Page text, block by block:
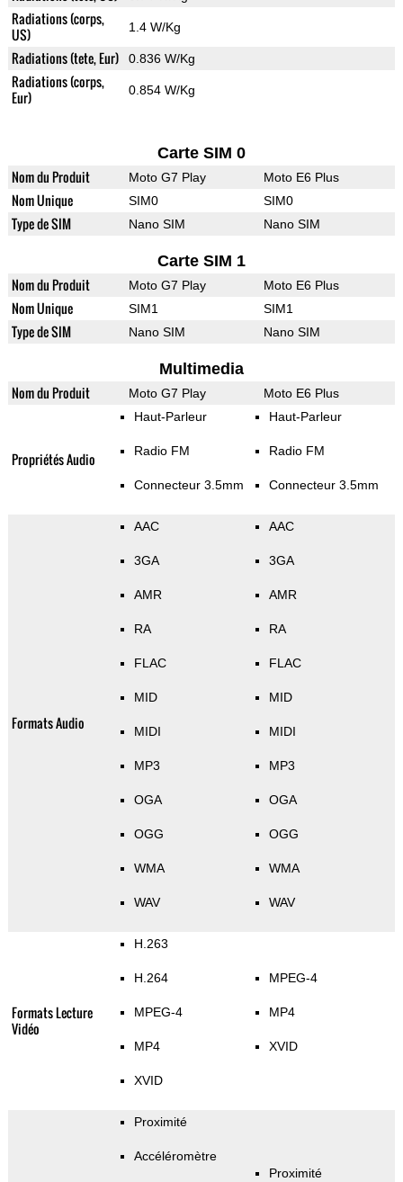
Radiations (corps,
US)
1.4 W/Kg
Radiations (tete, Eur) 0.836 W/Kg
Radiations (corps,
Eur)
0.854 W/Kg
Carte SIM 0
Nom du Produit Moto G7 Play Moto E6 Plus
Nom Unique SIM0 SIM0
Type de SIM Nano SIM Nano SIM
Carte SIM 1
Nom du Produit Moto G7 Play Moto E6 Plus
Nom Unique SIM1 SIM1
Type de SIM Nano SIM Nano SIM
Multimedia
Nom du Produit Moto G7 Play Moto E6 Plus
Propriétés Audio
Haut-Parleur
Radio FM
Connecteur 3.5mm
Haut-Parleur
Radio FM
Connecteur 3.5mm
Formats Audio
AAC
3GA
AMR
RA
FLAC
MID
MIDI
MP3
OGA
OGG
WMA
WAV
AAC
3GA
AMR
RA
FLAC
MID
MIDI
MP3
OGA
OGG
WMA
WAV
Formats Lecture
Vidéo
H.263
H.264
MPEG-4
MP4
XVID
MPEG-4
MP4
XVID
Proximité
Accéléromètre
Proximité